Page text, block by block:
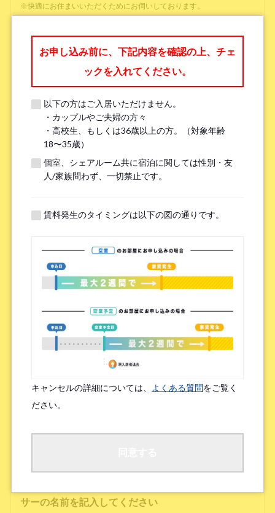
※快適にお住まいいただくためにお伺いしております。
*
勤務先名、学校名 *
※無職の方は無しとご記入ください
提携機関 ※以下の提携機関に所属されている方はお選び下さい。
ボーダレスハウスを知ったきっかけ *
検索エンジン（Google／Yahoo! など）
広告を見て（Google広告／SNS広告 など）
物件ポータルサイト
ブログやWeb記事を読んで
友人/知人からの口コミ
所属先からの紹介
SNSインフルエンサーの投稿を見た
サーの名前を記入してください
お申し込み前に、下記内容を確認の上、チェ
ックを入れてください。
以下の方はご入居いただけません。
・カップルやご夫婦の方々
・高校生、もしくは36歳以上の方。（対象年齢
18〜35歳）
個室、シェアルーム共に宿泊に関しては性別・友
人/家族問わず、一切禁止です。
賃料発生のタイミングは以下の図の通りです。
キャンセルの詳細については、 よくある質問をご覧く
ださい。